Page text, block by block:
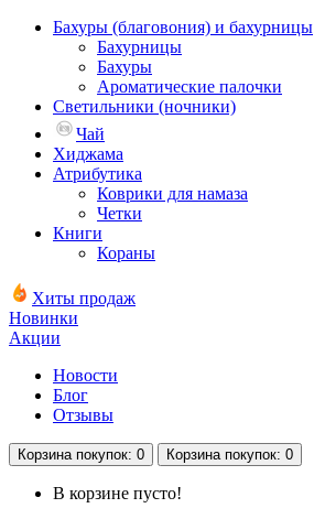
Бахуры (благовония) и бахурницы
Бахурницы
Бахуры
Ароматические палочки
Светильники (ночники)
Чай
Хиджама
Атрибутика
Коврики для намаза
Четки
Книги
Кораны
Хиты продаж
Новинки
Акции
Новости
Блог
Отзывы
Корзина покупок: 0 Корзина покупок: 0
В корзине пусто!